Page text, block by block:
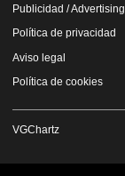
Publicidad / Advertising
Política de privacidad
Aviso legal
Política de cookies
VGChartz